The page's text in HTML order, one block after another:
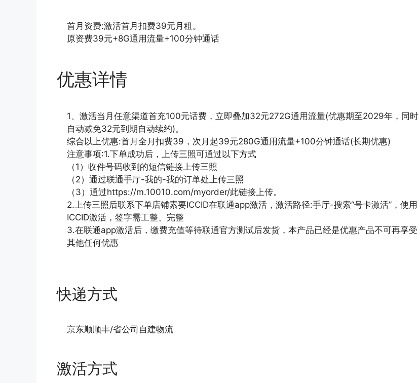
首月资费:激活首月扣费39元月租。
原资费39元+8G通用流量+100分钟通话
优惠详情
1、激活当月任意渠道首充100元话费，立即叠加32元272G通用流量(优惠期至2029年，同时
自动减免32元到期自动续约)。
综合以上优惠:首月全月扣费39，次月起39元280G通用流量+100分钟通话(长期优惠)
注意事项:1.下单成功后，上传三照可通过以下方式
（1）收件号码收到的短信链接上传三照
（2）通过联通手厅-我的-我的订单处上传三照
（3）通过https://m.10010.com/myorder/此链接上传。
2.上传三照后联系下单店铺索要ICCID在联通app激活，激活路径:手厅-搜索“号卡激活”，使用
ICCID激活，签字需工整、完整
3.在联通app激活后，缴费充值等待联通官方测试后发货，本产品已经是优惠产品不可再享受
其他任何优惠
快递方式
京东顺顺丰/省公司自建物流
激活方式